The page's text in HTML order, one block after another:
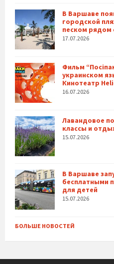
В Варшаве
городской
песком рядом
17.07.2026
Фильм
украинском
Кинотеатр
16.07.2026
Лавандовое
классы и
15.07.2026
В Варшаве
бесплатными
для детей
15.07.2026
БОЛЬШЕ НОВОСТЕЙ